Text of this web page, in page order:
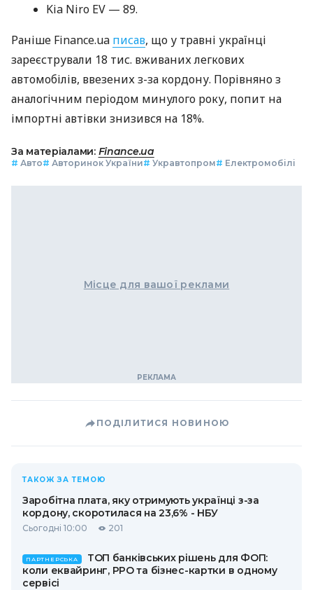
Kia Niro EV — 89.
Раніше Finance.ua писав, що у травні українці
зареєстрували 18 тис. вживаних легкових
автомобілів, ввезених з-за кордону. Порівняно з
аналогічним періодом минулого року, попит на
імпортні автівки знизився на 18%.
За матеріалами: Finance.ua
# Авто# Авторинок України# Укравтопром# Електромобілі
Місце для вашої реклами
ПОДІЛИТИСЯ НОВИНОЮ
ТАКОЖ ЗА ТЕМОЮ
Заробітна плата, яку отримують українці з-за
кордону, скоротилася на 23,6% - НБУ
Сьогодні 10:00 201
ПАРТНЕРСЬКА
ТОП банківських рішень для ФОП:
коли еквайринг, РРО та бізнес-картки в одному
сервісі